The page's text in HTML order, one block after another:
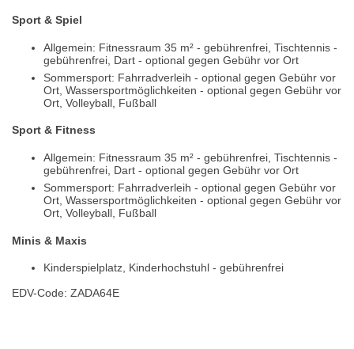
Sport & Spiel
Allgemein: Fitnessraum 35 m² - gebührenfrei, Tischtennis -
gebührenfrei, Dart - optional gegen Gebühr vor Ort
Sommersport: Fahrradverleih - optional gegen Gebühr vor
Ort, Wassersportmöglichkeiten - optional gegen Gebühr vor
Ort, Volleyball, Fußball
Sport & Fitness
Allgemein: Fitnessraum 35 m² - gebührenfrei, Tischtennis -
gebührenfrei, Dart - optional gegen Gebühr vor Ort
Sommersport: Fahrradverleih - optional gegen Gebühr vor
Ort, Wassersportmöglichkeiten - optional gegen Gebühr vor
Ort, Volleyball, Fußball
Minis & Maxis
Kinderspielplatz, Kinderhochstuhl - gebührenfrei
EDV-Code: ZADA64E